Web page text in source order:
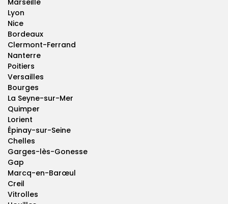
Marseille
Lyon
Nice
Bordeaux
Clermont-Ferrand
Nanterre
Poitiers
Versailles
Bourges
La Seyne-sur-Mer
Quimper
Lorient
Épinay-sur-Seine
Chelles
Garges-lès-Gonesse
Gap
Marcq-en-Barœul
Creil
Vitrolles